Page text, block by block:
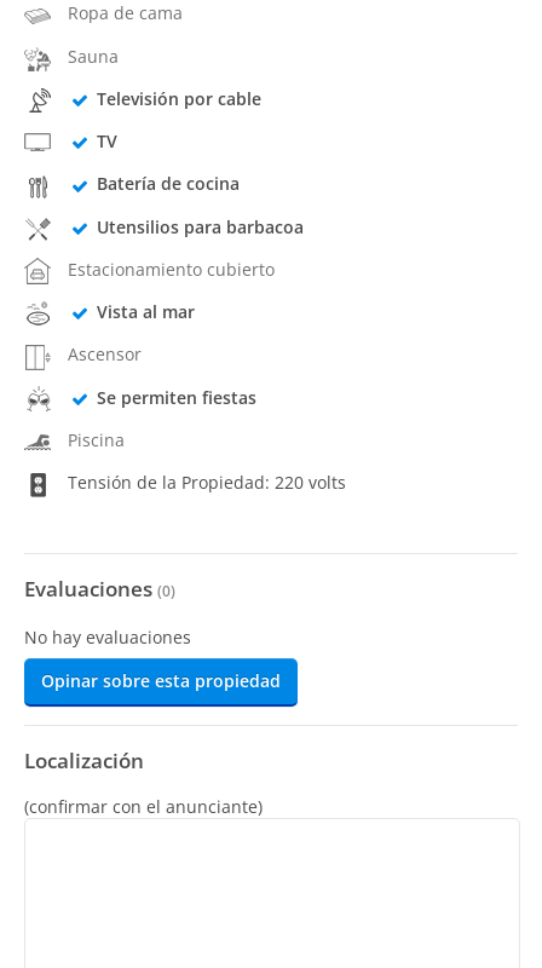
Ropa de cama
Sauna
Televisión por cable
TV
Batería de cocina
Utensilios para barbacoa
Estacionamiento cubierto
Vista al mar
Ascensor
Se permiten fiestas
Piscina
Tensión de la Propiedad: 220 volts
Evaluaciones (0)
No hay evaluaciones
Opinar sobre esta propiedad
Localización
(confirmar con el anunciante)